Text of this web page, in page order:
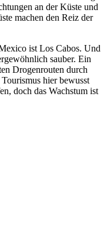
an der Küste und
machen den Reiz der
ist Los Cabos. Und
sauber. Ein
Drogenrouten durch
hier bewusst
doch das Wachstum ist